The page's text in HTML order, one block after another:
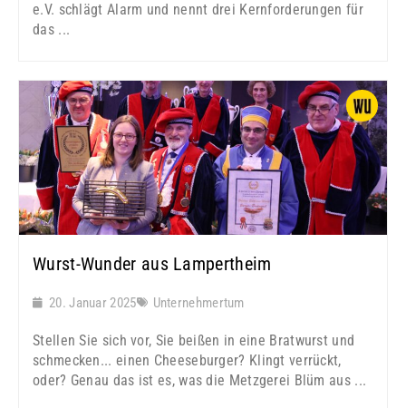
e.V. schlägt Alarm und nennt drei Kernforderungen für
das ...
Wurst-Wunder aus Lampertheim
20. Januar 2025 Unternehmertum
Stellen Sie sich vor, Sie beißen in eine Bratwurst und
schmecken... einen Cheeseburger? Klingt verrückt,
oder? Genau das ist es, was die Metzgerei Blüm aus ...